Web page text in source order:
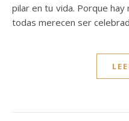
pilar en tu vida. Porque
todas merecen ser